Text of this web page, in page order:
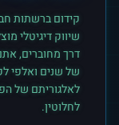
קידום ברשתות
שיווק דיגיטלי
דרך מחוברים,
של שנים ואלפי
לאלגוריתם של
לחלוטין.